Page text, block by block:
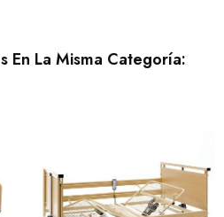
En La Misma Categoría: